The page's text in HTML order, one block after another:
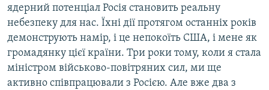
ядерний потенціал Росія становить реальну
небезпеку для нас. Їхні дії протягом останніх років
демонструють намір, і це непокоїть США, і мене як
громадянку цієї країни. Три роки тому, коли я стала
міністром військово-повітряних сил, ми ще
активно співпрацювали з Росією. Але вже два з